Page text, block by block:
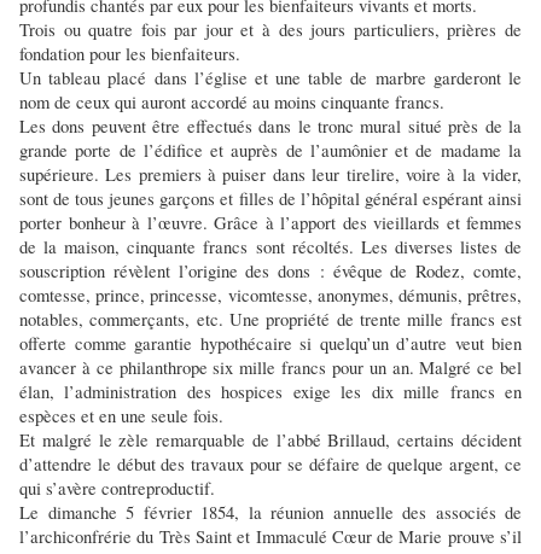
profundis chantés par eux pour les bienfaiteurs vivants et morts.
Trois ou quatre fois par jour et à des jours particuliers, prières de
fondation pour les bienfaiteurs.
Un tableau placé dans l’église et une table de marbre garderont le
nom de ceux qui auront accordé au moins cinquante francs.
Les dons peuvent être effectués dans le tronc mural situé près de la
grande porte de l’édifice et auprès de l’aumônier et de madame la
supérieure. Les premiers à puiser dans leur tirelire, voire à la vider,
sont de tous jeunes garçons et filles de l’hôpital général espérant ainsi
porter bonheur à l’œuvre. Grâce à l’apport des vieillards et femmes
de la maison, cinquante francs sont récoltés. Les diverses listes de
souscription révèlent l’origine des dons : évêque de Rodez, comte,
comtesse, prince, princesse, vicomtesse, anonymes, démunis, prêtres,
notables, commerçants, etc. Une propriété de trente mille francs est
offerte comme garantie hypothécaire si quelqu’un d’autre veut bien
avancer à ce philanthrope six mille francs pour un an. Malgré ce bel
élan, l’administration des hospices exige les dix mille francs en
espèces et en une seule fois.
Et malgré le zèle remarquable de l’abbé Brillaud, certains décident
d’attendre le début des travaux pour se défaire de quelque argent, ce
qui s’avère contreproductif.
Le dimanche 5 février 1854, la réunion annuelle des associés de
l’archiconfrérie du Très Saint et Immaculé Cœur de Marie prouve s’il